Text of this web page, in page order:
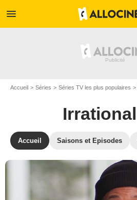
menu
Accueil Séries Séries TV les plus populaires
Irrational
Accueil Saisons et Episodes